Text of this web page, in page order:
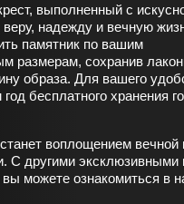
выполненный с
веру, надежду и вечную
памятник по вашим
размерам, сохранив
образа. Для вашего
бесплатного хранения
воплощением вечной
С другими
можете ознакомиться в